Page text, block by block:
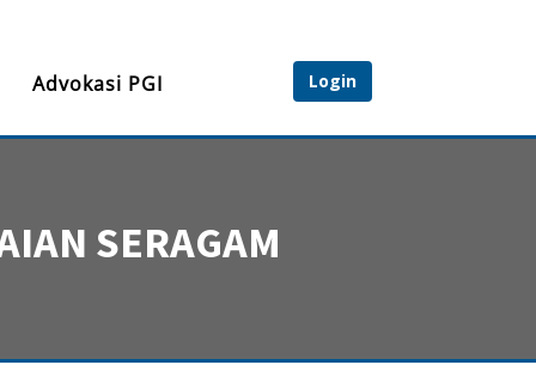
Login
Advokasi PGI
SERAGAM